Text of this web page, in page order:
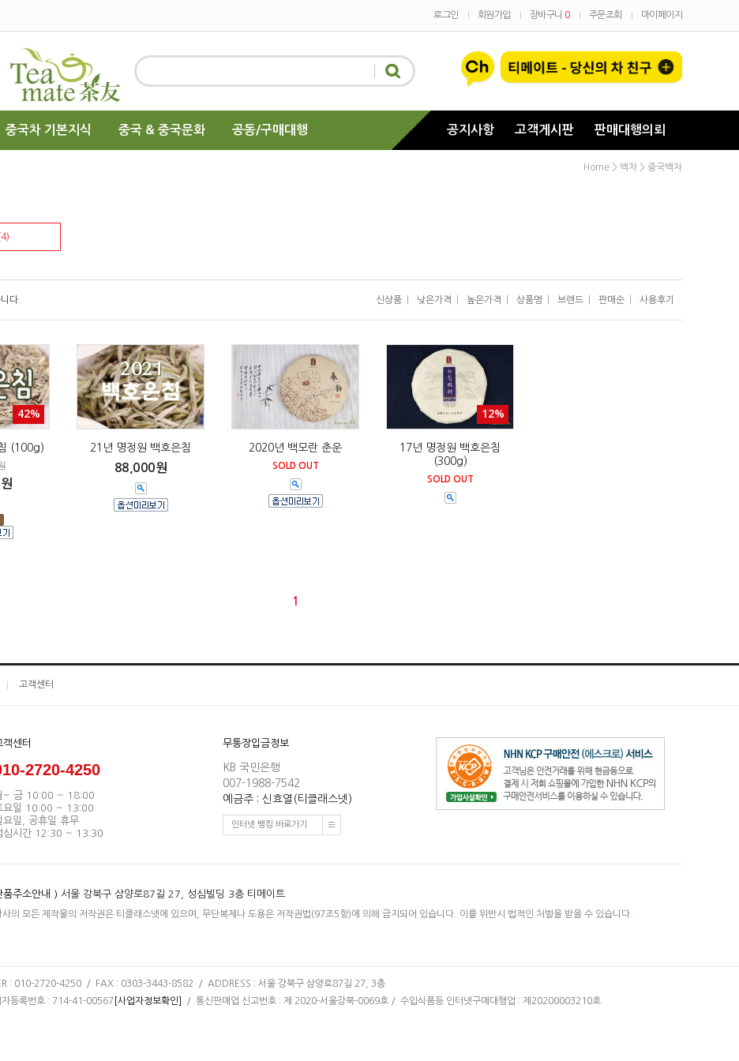
로그인 회원가입 장바구니 0 주문조회 마이페이지
중국차 기본지식 중국 & 중국문화 공동/구매대행 공지사항 고객게시판 판매대행의뢰
Home > 백차 > 중국백차
다. 신상품 낮은가격 높은가격 상품명 브랜드 판매순 사용후기
42%
(100g) 21년 명정원 백호은침
88,000원
2020년 백모란 춘운
SOLD OUT
12%
17년 명정원 백호은침
(300g)
SOLD OUT
1
고객센터
객센터
2720-4250
~ 금 10:00 ~ 18:00
요일 10:00 ~ 13:00
요일, 공휴일 휴무
심시간 12:30 ~ 13:30
무통장입금정보
KB 국민은행
007-1988-7542
예금주 : 신효열(티클래스넷)
인터넷 뱅킹 바로가기
품주소안내 ) 서울 강북구 삼양로87길 27, 성심빌딩 3층 티메이트
사의 모든 제작물의 저작권은 티클래스넷에 있으며, 무단복제나 도용은 저작권법(97조5항)에 의해 금지되어 있습니다. 이를 위반시 법적인 처벌을 받을 수 있습니다.
: 010-2720-4250 / FAX : 0303-3443-8582 / ADDRESS : 서울 강북구 삼양로87길 27, 3층
등록번호 : 714-41-00567 [사업자정보확인]
/ 통신판매업 신고번호 : 제 2020-서울강북-0069호 / 수입식품등 인터넷구매대행업 : 제20200003210호